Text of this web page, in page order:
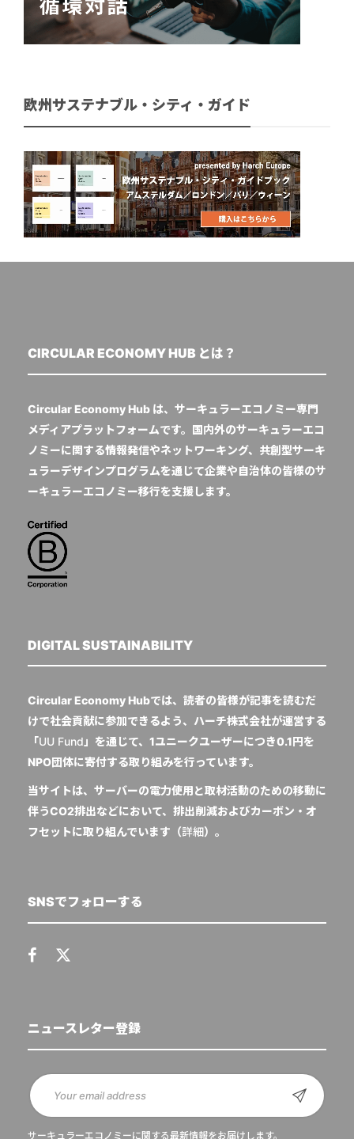
欧州サステナブル・シティ・ガイド
CIRCULAR ECONOMY HUB とは？
Circular Economy Hub は、サーキュラーエコノミー専門
メディアプラットフォームです。国内外のサーキュラーエコ
ノミーに関する情報発信やネットワーキング、共創型サーキ
ュラーデザインプログラムを通じて企業や自治体の皆様のサ
ーキュラーエコノミー移行を支援します。
DIGITAL SUSTAINABILITY
Circular Economy Hubでは、読者の皆様が記事を読むだ
けで社会貢献に参加できるよう、ハーチ株式会社が運営する
「UU Fund 」を通じて、1ユニークユーザーにつき0.1円を
NPO団体に寄付する取り組みを行っています。
当サイトは、サーバーの電力使用と取材活動のための移動に
伴うCO2排出などにおいて、排出削減およびカーボン・オ
フセットに取り組んでいます（詳細）。
SNSでフォローする
ニュースレター登録
サーキュラーエコノミーに関する最新情報をお届けします。